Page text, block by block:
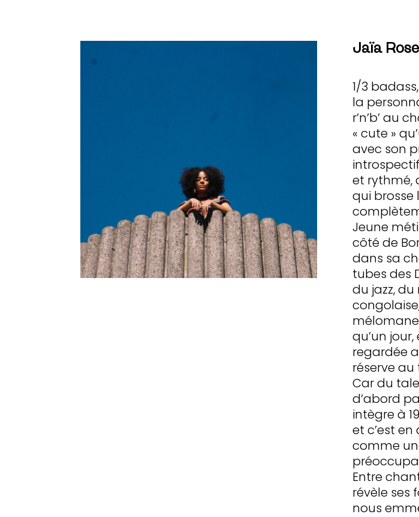
Jaïa Rose
1/3
la
r’n’b’ au
« cute »
avec son
et rythmé,
qui brosse
Jeune
côté de
dans sa
tubes des
du jazz, du
qu’un
regardée
réserve au
Car du
d’abord
intègre à
et c’est
comme
Entre
révèle ses
nous